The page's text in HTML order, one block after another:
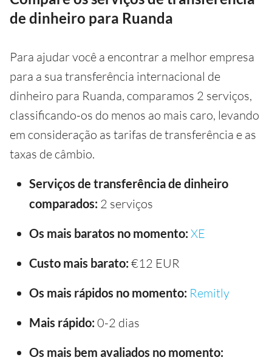
de dinheiro para Ruanda
Para ajudar você a encontrar a melhor empresa
para a sua transferência internacional de
dinheiro para Ruanda, comparamos 2 serviços,
classificando-os do menos ao mais caro, levando
em consideração as tarifas de transferência e as
taxas de câmbio.
Serviços de transferência de dinheiro
comparados: 2 serviços
Os mais baratos no momento: XE
Custo mais barato: €12 EUR
Os mais rápidos no momento: Remitly
Mais rápido: 0-2 dias
Os mais bem avaliados no momento: